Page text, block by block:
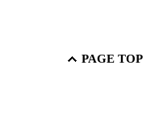
PAGE TOP